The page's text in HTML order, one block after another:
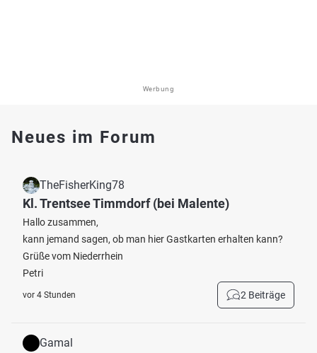
Werbung
Neues im Forum
TheFisherKing78
Kl. Trentsee Timmdorf (bei Malente)
Hallo zusammen,
kann jemand sagen, ob man hier Gastkarten erhalten kann?
Grüße vom Niederrhein
Petri
vor 4 Stunden 2 Beiträge
Gamal